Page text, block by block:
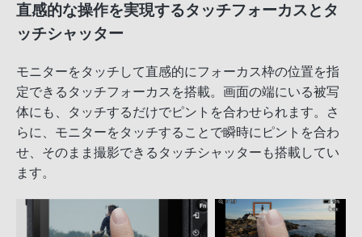
直感的な操作を実現するタッチフォーカスとタ
ッチシャッター
モニターをタッチして直感的にフォーカス枠の位置を指
定できるタッチフォーカスを搭載。画面の端にいる被写
体にも、タッチするだけでピントを合わせられます。さ
らに、モニターをタッチすることで瞬時にピントを合わ
せ、そのまま撮影できるタッチシャッターも搭載してい
ます。